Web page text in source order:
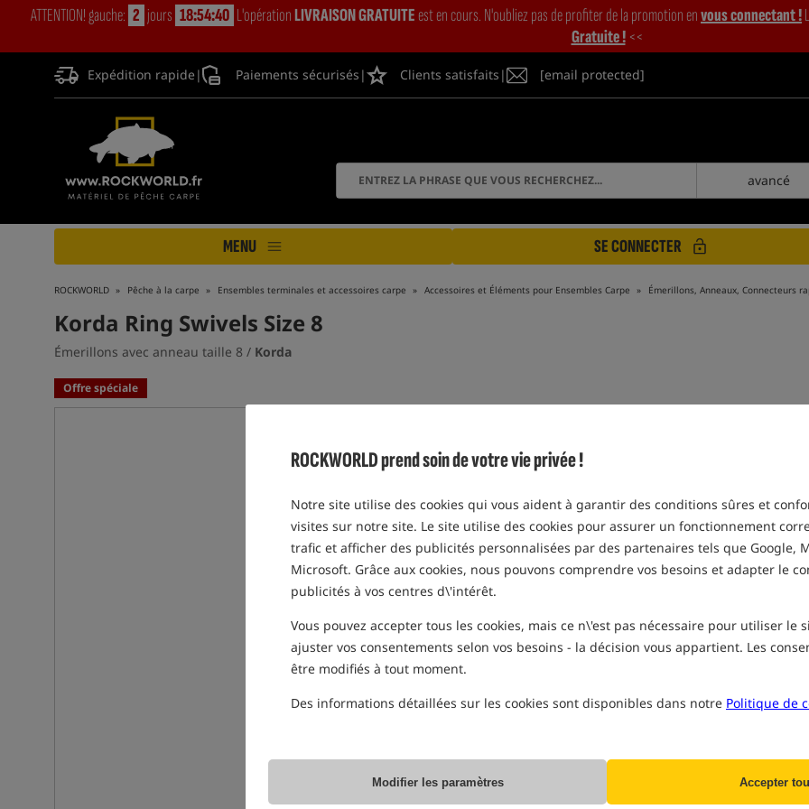
ROCKWORLD prend soin de votre vie privée !
Notre site utilise des cookies qui vous aident à garantir des conditions sûres et
visites sur notre site. Le site utilise des cookies pour assurer un fonctionnement
trafic et afficher des publicités personnalisées par des partenaires tels que Google,
Microsoft. Grâce aux cookies, nous pouvons comprendre vos besoins et adapter le
publicités à vos centres d\'intérêt.
Vous pouvez accepter tous les cookies, mais ce n\'est pas nécessaire pour utiliser le
ajuster vos consentements selon vos besoins - la décision vous appartient. Les
être modifiés à tout moment.
Des informations détaillées sur les cookies sont disponibles dans notre Politique de
Modifier les paramètres Accepter
ATTENTION! gauche: 2 jours 18:54:40 L'opérationLIVRAISON GRATUITE est en cours. N'oubliez pas de profiter de la promotion envous connectant !
Gratuite !<<
Expédition rapide | Paiements sécurisés | Clients satisfaits | [email protected]
avancé
MENU SE CONNECTER
ROCKWORLD Pêche à la carpe Ensembles terminales et accessoires carpe Accessoires et Éléments pour Ensembles Carpe Émerillons, Anneaux, Connecteurs
Korda Ring Swivels Size 8
Émerillons avec anneau taille 8 / Korda
Offre spéciale
(Certaines options peuvent avoir
MPN: KR8
EAN:
0,20
Fin de la
Tous les prix indiqués incluent la TVA
10.43 EUR